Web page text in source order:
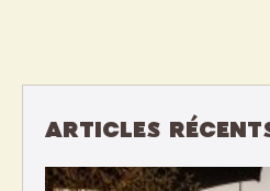
ARTICLES